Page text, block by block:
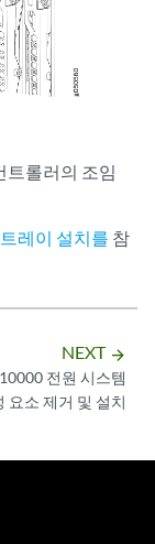
트롤러의 조임
레이 설치를 참
NEXT arrow_forward
전원 시스템
요소 제거 및 설치